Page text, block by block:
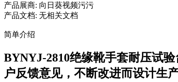
产品展商: 向日葵视频污污
产品文档: 无相关文档
简单介绍
BYNYJ-2810绝缘靴手套耐压试验
户反馈意见，不断改进而设计生